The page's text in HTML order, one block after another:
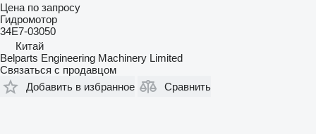
Цена по запросу
Гидромотор
34E7-03050
Китай
Belparts Engineering Machinery Limited
Связаться с продавцом
Добавить в избранное
Сравнить